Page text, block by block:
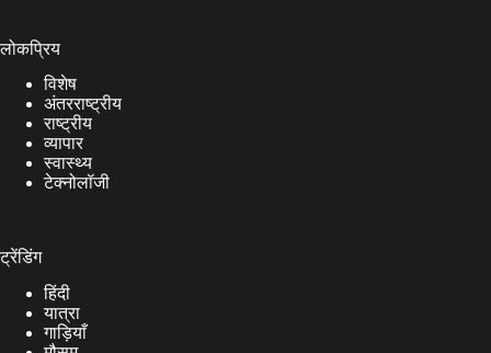
लोकप्रिय
विशेष
अंतरराष्ट्रीय
राष्ट्रीय
व्यापार
स्वास्थ्य
टेक्नोलॉजी
ट्रेंडिंग
हिंदी
यात्रा
गाड़ियाँ